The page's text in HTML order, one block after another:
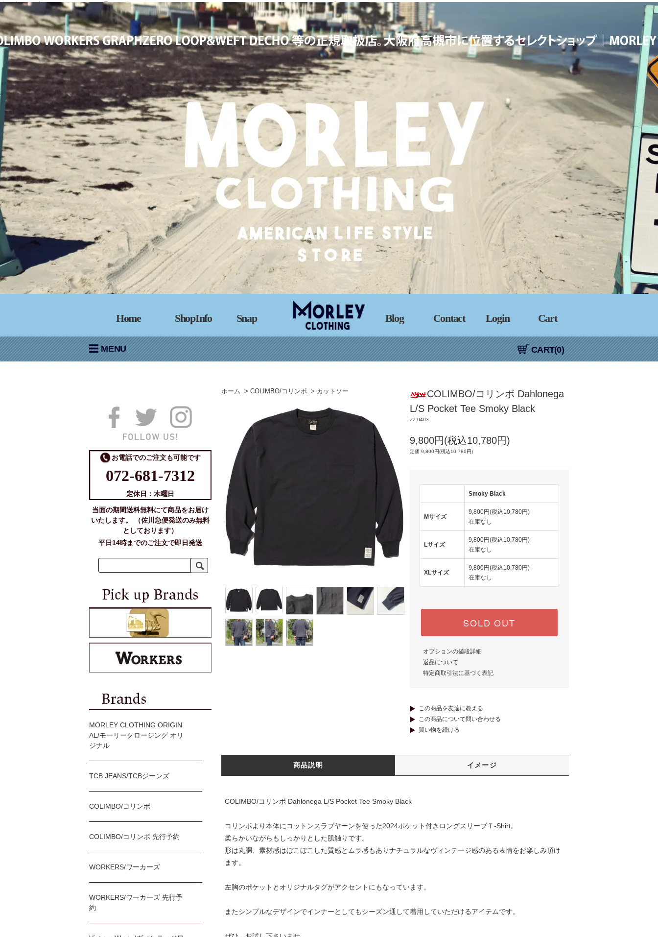
大阪高槻,国産ジーンズ,アメカジ,通販,販売, COLIMBO,コリンボ,WORKERS,ワーカーズ,LOOP&WEFT,ループ＆ウェフト
Home ShopInfo Snap Blog Contact Login Cart
MENU CART(0)
ホーム > COLIMBO/コリンボ > カットソー
COLIMBO/コリンボ Dahlonega
L/S Pocket Tee Smoky Black
ZZ-0403
9,800円(税込10,780円)
定価 9,800円(税込10,780円)
Smoky Black
Mサイズ
9,800円(税込10,780円)
在庫なし
Lサイズ
9,800円(税込10,780円)
在庫なし
XLサイズ
9,800円(税込10,780円)
在庫なし
SOLD OUT
オプションの値段詳細
返品について
特定商取引法に基づく表記
この商品を友達に教える
この商品について問い合わせる
買い物を続ける
商品説明 イメージ
COLIMBO/コリンボ Dahlonega L/S Pocket Tee Smoky Black
コリンボより本体にコットンスラブヤーンを使った2024ポケット付きロングスリーブＴ-Shirt。
柔らかいながらもしっかりとした肌触りです。
形は丸胴、素材感はぼこぼこした質感とムラ感もありナチュラルなヴィンテージ感のある表情をお楽しみ頂け
ます。
左胸のポケットとオリジナルタグがアクセントにもなっています。
またシンプルなデザインでインナーとしてもシーズン通して着用していただけるアイテムです。
お電話でのご注文も可能です
072-681-7312
定休日：木曜日
当面の期間送料無料にて商品をお届け
いたします。 （佐川急便発送のみ無料
としております）
平日14時までのご注文で即日発送
MORLEY CLOTHING ORIGIN
AL/モーリークロージング オリ
ジナル
TCB JEANS/TCBジーンズ
COLIMBO/コリンボ
COLIMBO/コリンボ 先行予約
WORKERS/ワーカーズ
WORKERS/ワーカーズ 先行予
約